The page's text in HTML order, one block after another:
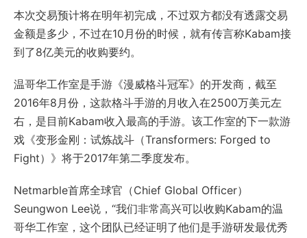
本次交易预计将在明年初完成，不过双方都没有透露交易
金额是多少，不过在10月份的时候，就有传言称Kabam接
到了8亿美元的收购要约。
温哥华工作室是手游《漫威格斗冠军》的开发商，截至
2016年8月份，这款格斗手游的月收入在2500万美元左
右，是目前Kabam收入最高的手游。该工作室的下一款游
戏《变形金刚：试炼战斗（Transformers: Forged to
Fight）》将于2017年第二季度发布。
Netmarble首席全球官（Chief Global Officer）
Seungwon Lee说，“我们非常高兴可以收购Kabam的温
哥华工作室，这个团队已经证明了他们是手游研发最优秀